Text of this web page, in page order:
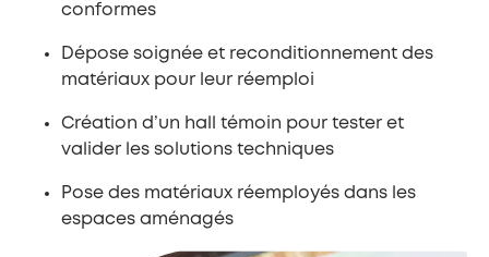
conformes
Dépose soignée et reconditionnement des
matériaux pour leur réemploi
Création d’un hall témoin pour tester et
valider les solutions techniques
Pose des matériaux réemployés dans les
espaces aménagés